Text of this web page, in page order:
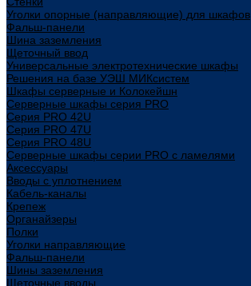
Уголки опорные (направляющие) для шкафов
Фальш-панели
Шина заземления
Щеточный ввод
Универсальные электротехнические шкафы
Решения на базе УЭШ МИКсистем
Шкафы серверные и Колокейшн
Серверные шкафы серия PRO
Серия PRO 42U
Серия PRO 47U
Серия PRO 48U
Серверные шкафы серии PRO с ламелями
Аксессуары
Вводы с уплотнением
Кабель-каналы
Крепеж
Органайзеры
Полки
Уголки направляющие
Фальш-панели
Шины заземления
Щеточные вводы